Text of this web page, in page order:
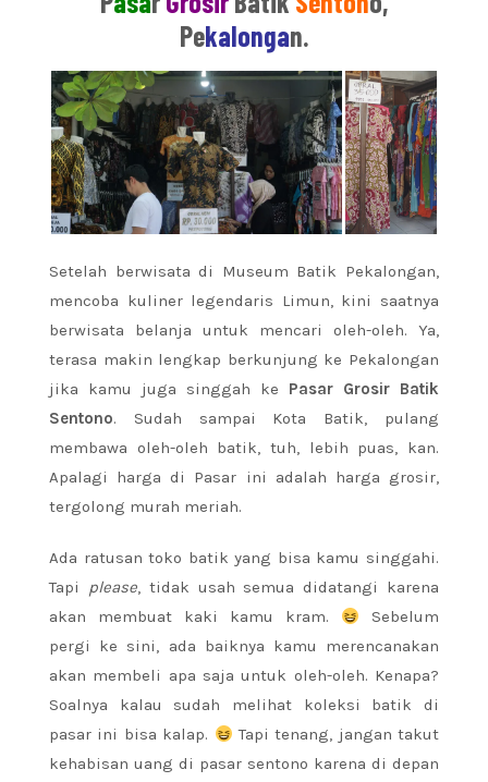
Pekalongan.
Setelah berwisata di Museum Batik Pekalongan,
mencoba kuliner legendaris Limun, kini saatnya
berwisata belanja untuk mencari oleh-oleh. Ya,
terasa makin lengkap berkunjung ke Pekalongan
jika kamu juga singgah ke Pasar Grosir Batik
Sentono. Sudah sampai Kota Batik, pulang
membawa oleh-oleh batik, tuh, lebih puas, kan.
Apalagi harga di Pasar ini adalah harga grosir,
tergolong murah meriah.
Ada ratusan toko batik yang bisa kamu singgahi.
Tapi please, tidak usah semua didatangi karena
akan membuat kaki kamu kram.
Sebelum
pergi ke sini, ada baiknya kamu merencanakan
akan membeli apa saja untuk oleh-oleh. Kenapa?
Soalnya kalau sudah melihat koleksi batik di
pasar ini bisa kalap.
Tapi tenang, jangan takut
kehabisan uang di pasar sentono karena di depan